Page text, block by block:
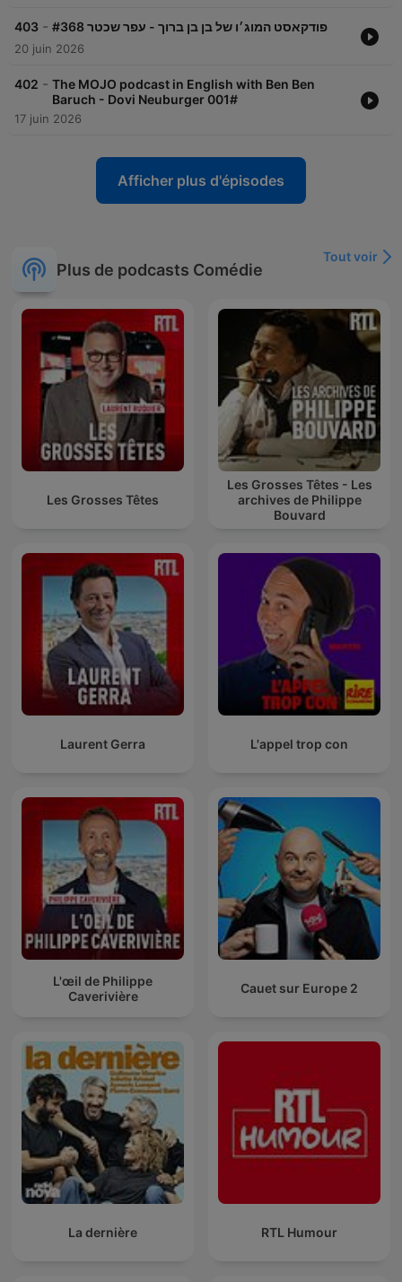
403 - פודקאסט המוג׳ו של בן בן ברוך - עפר שכטר #368
20 juin 2026
402 - The MOJO podcast in English with Ben Ben
Baruch - Dovi Neuburger 001#
17 juin 2026
Afficher plus d'épisodes
Plus de podcasts Comédie
Tout voir
Les Grosses Têtes
Les Grosses Têtes - Les
archives de Philippe
Bouvard
Laurent Gerra L'appel trop con
L'œil de Philippe
Caverivière
Cauet sur Europe 2
La dernière RTL Humour